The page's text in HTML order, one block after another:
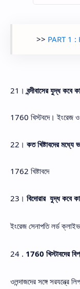
>> PART 1
21।বন্দীবাসের যুদ্ধ কবে
1760 খিস্টবদে। ইংরেজ ও
22। কত খিষ্টাবদের
1762 খিষ্টাবদে
23। বিদোরার যুদ্ধ কবে
ইংরেজ সেনাপতি লর্ড
24 . 1760 খিস্টাবদের
ওলন্দাজদের সঙ্গে সরযন্ত্রে